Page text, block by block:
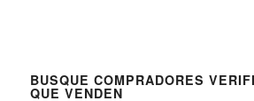
BUSQUE COMPRADORES
QUE VENDEN